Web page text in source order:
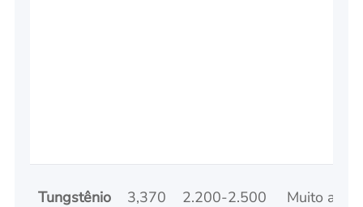
Tungstênio
3,370
2.200-2.500
Muito alto